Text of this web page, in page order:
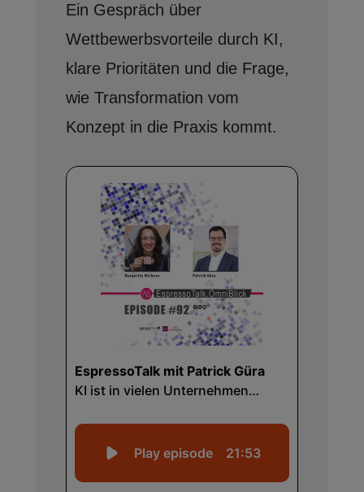
Ein Gespräch über
Wettbewerbsvorteile durch KI,
klare Prioritäten und die Frage,
wie Transformation vom
Konzept in die Praxis kommt.